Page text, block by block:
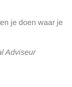
je doen waar je
Adviseur